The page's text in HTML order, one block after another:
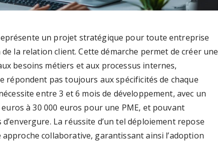
un projet stratégique pour toute entreprise
la relation client. Cette démarche permet de créer une
besoins métiers et aux processus internes,
pas toujours aux spécificités de chaque
entre 3 et 6 mois de développement, avec un
à 30 000 euros pour une PME, et pouvant
La réussite d’un tel déploiement repose
collaborative, garantissant ainsi l’adoption